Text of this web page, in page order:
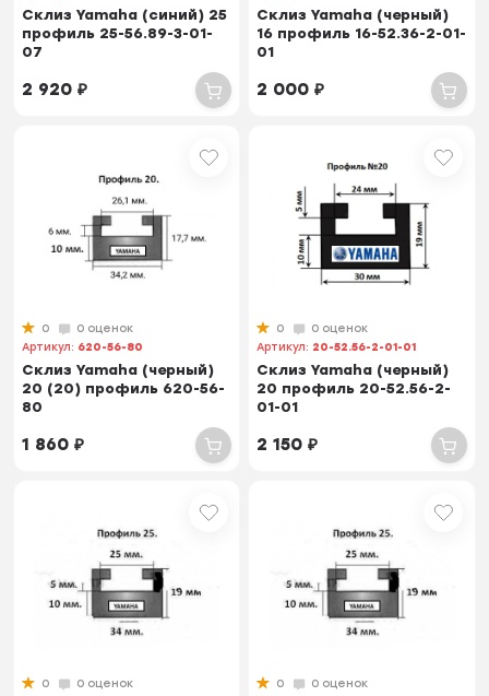
Склиз Yamaha (синий) 25
профиль 25-56.89-3-01-
07
2 920₽
Склиз Yamaha (черный)
16 профиль 16-52.36-2-01-
01
2 000₽
0
0 оценок
Артикул: 620-56-80
Склиз Yamaha (черный)
20 (20) профиль 620-56-
80
1 860₽
0
0 оценок
Артикул: 20-52.56-2-01-01
Склиз Yamaha (черный)
20 профиль 20-52.56-2-
01-01
2 150₽
0
0 оценок
0
0 оценок